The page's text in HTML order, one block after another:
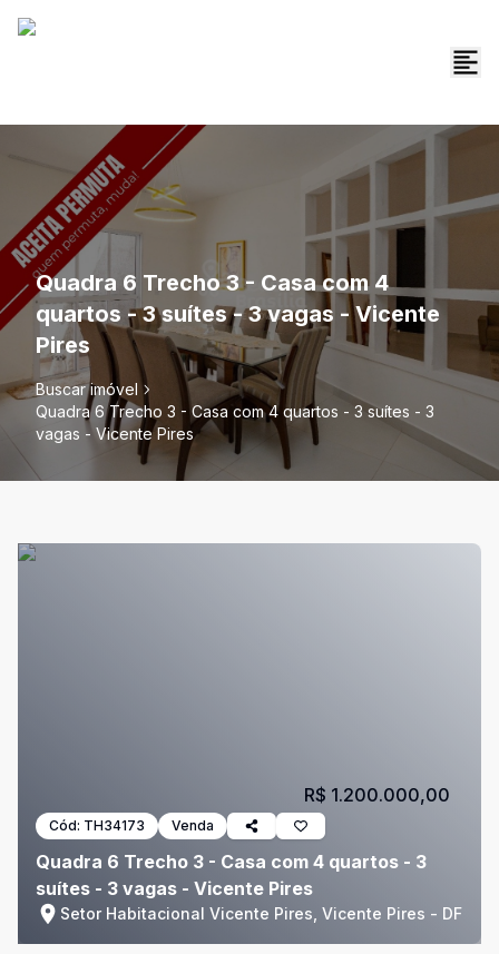
Quadra 6 Trecho 3 - Casa com 4
quartos - 3 suítes - 3 vagas - Vicente
Pires
Buscar imóvel
Quadra 6 Trecho 3 - Casa com 4 quartos - 3 suítes - 3
vagas - Vicente Pires
Cód: TH34173 Venda
Quadra 6 Trecho 3 - Casa com 4 quartos - 3
suítes - 3 vagas - Vicente Pires
Setor Habitacional Vicente Pires, Vicente Pires - DF
R$ 1.200.000,00